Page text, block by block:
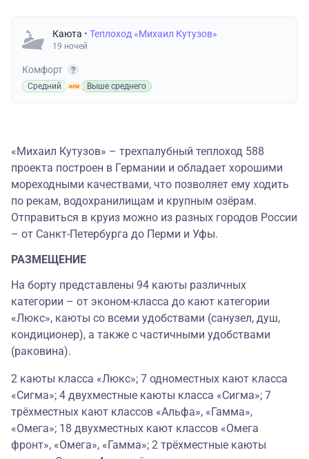
Каюта • Теплоход «Михаил Кутузов»
19 ночей
Комфорт
Средний Выше среднего
«Михаил Кутузов» – трехпалубный теплоход 588
проекта построен в Германии и обладает хорошими
мореходными качествами, что позволяет ему ходить
по рекам, водохранилищам и крупным озёрам.
Отправиться в круиз можно из разных городов России
– от Санкт-Петербурга до Перми и Уфы.
РАЗМЕЩЕНИЕ
На борту представлены 94 каюты различных
категории – от эконом-класса до кают категории
«Люкс», каюты со всеми удобствами (санузел, душ,
кондиционер), а также с частичными удобствами
(раковина).
2 каюты класса «Люкс»; 7 одноместных кают класса
«Сигма»; 4 двухместные каюты класса «Сигма»; 7
трёхместных кают классов «Альфа», «Гамма»,
«Омега»; 18 двухместных кают классов «Омега
фронт», «Омега», «Гамма»; 2 трёхместные каюты